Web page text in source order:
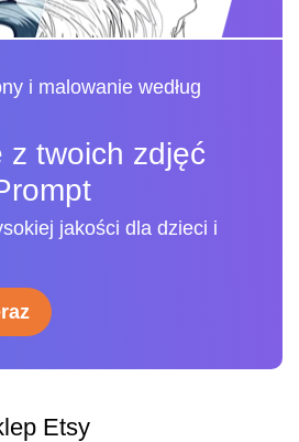
i malowanie według
z twoich zdjęć
jakości dla dzieci i
Etsy